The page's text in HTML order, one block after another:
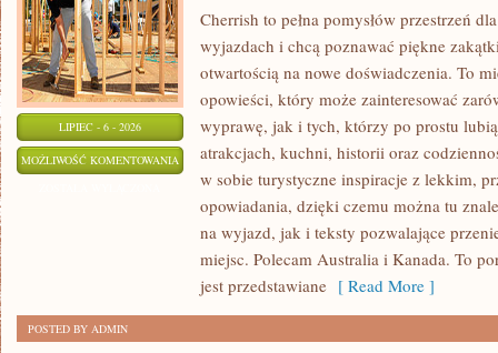
LIPIEC - 6 - 2026
MOŻLIWOŚĆ KOMENTOWANIA MAROKO
Cherrish to pełna pomysłów przestrzeń
wyjazdach i chcą poznawać piękne
otwartością na nowe doświadczenia. To
opowieści, który może zainteresować
wyprawę, jak i tych, którzy po prostu
atrakcjach, kuchni, historii oraz
w sobie turystyczne inspiracje z lekkim,
opowiadania, dzięki czemu można tu
na wyjazd, jak i teksty pozwalające
miejsc. Polecam Australia i Kanada. To
jest przedstawiane [ Read More ]
POSTED BY ADMIN